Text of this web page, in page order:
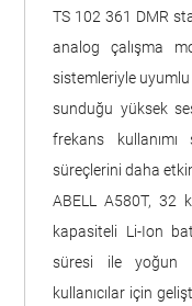
TS 102 361 DMR
analog çalışma
sistemleriyle
sunduğu yüksek
frekans kullanımı
süreçlerini daha
ABELL A580T, 32
kapasiteli Li-Ion
süresi ile yoğun
kullanıcılar için